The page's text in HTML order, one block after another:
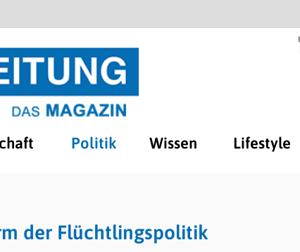
Politik Wissen Lifestyle
der Flüchtlingspolitik